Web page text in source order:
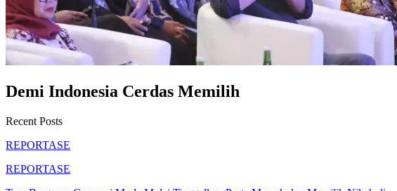
Demi Indonesia Cerdas Memilih
Recent Posts
REPORTASE
REPORTASE